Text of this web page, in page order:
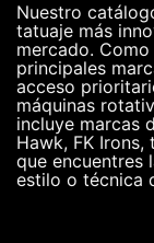
Nuestro
tatuaje más
mercado.
principales
acceso
máquinas
incluye marcas
Hawk, FK
que encuentres
estilo o técnica